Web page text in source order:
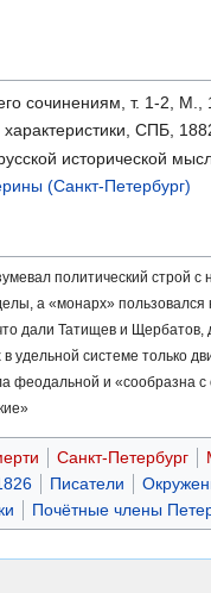
сочинениям, т. 1-2, М.,
СПБ,
исторической
(Санкт-Петербург)
политический строй
а «монарх»
дали Татищев и
системе только
феодальной и «сообразна
Санкт-Петербург
Писатели
Почётные члены